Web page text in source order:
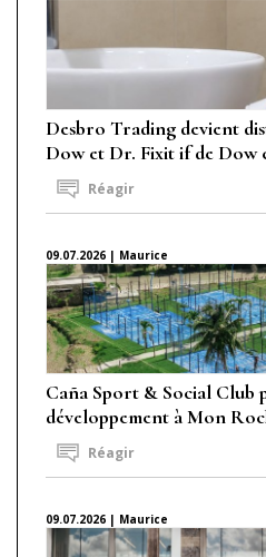
Desbro Trading devient
Dow et Dr. Fixit if de Dow
Réagir
09.07.2026 | Maurice
Caña Sport & Social Club
développement à Mon
Réagir
09.07.2026 | Maurice